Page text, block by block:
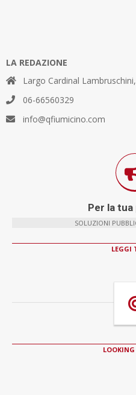
LA REDAZIONE
Largo Cardinal
06-66560329
info@qfiumicino.com
Per la
SOLUZIONI
LEGGI